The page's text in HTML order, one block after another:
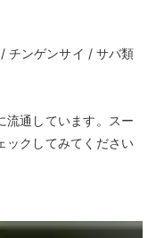
チンゲンサイ / サバ類
流通しています。スー
ックしてみてください